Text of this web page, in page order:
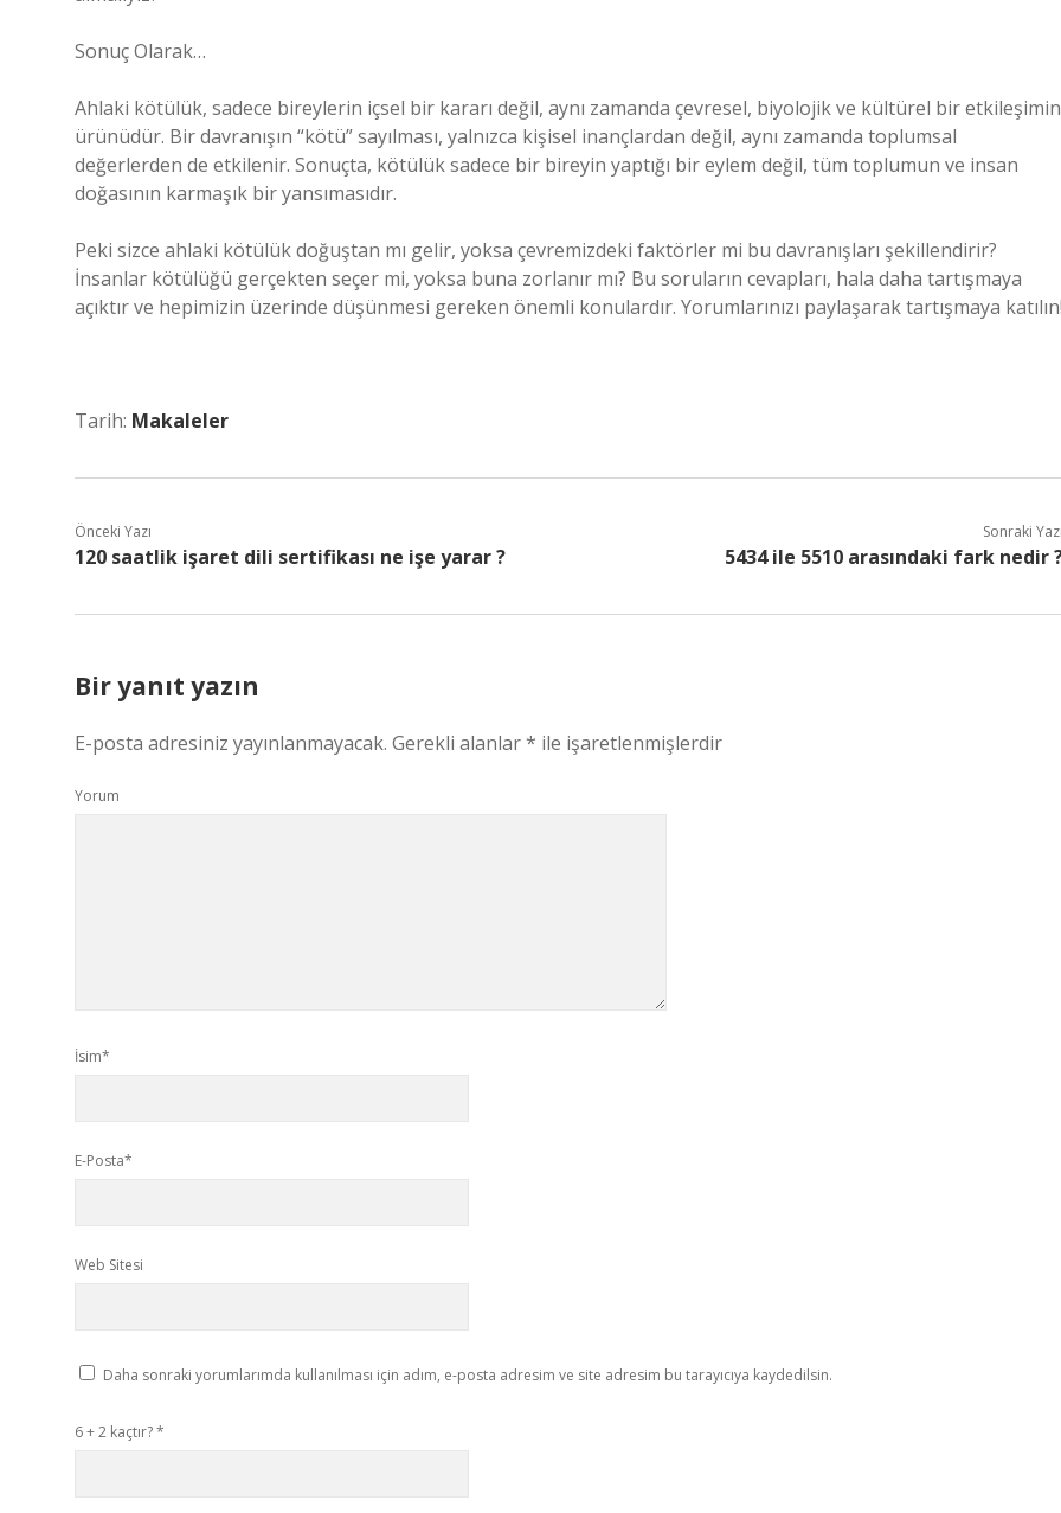
Sonuç Olarak…
Ahlaki kötülük, sadece bireylerin içsel bir kararı değil, aynı zamanda çevresel, biyolojik ve kültürel bir etkileşimin
ürünüdür. Bir davranışın “kötü” sayılması, yalnızca kişisel inançlardan değil, aynı zamanda toplumsal
değerlerden de etkilenir. Sonuçta, kötülük sadece bir bireyin yaptığı bir eylem değil, tüm toplumun ve insan
doğasının karmaşık bir yansımasıdır.
Peki sizce ahlaki kötülük doğuştan mı gelir, yoksa çevremizdeki faktörler mi bu davranışları şekillendirir?
İnsanlar kötülüğü gerçekten seçer mi, yoksa buna zorlanır mı? Bu soruların cevapları, hala daha tartışmaya
açıktır ve hepimizin üzerinde düşünmesi gereken önemli konulardır. Yorumlarınızı paylaşarak tartışmaya
Tarih: Makaleler
Önceki Yazı
120 saatlik işaret dili sertifikası ne işe yarar ?
Sonraki
5434 ile 5510 arasındaki fark nedir
Bir yanıt yazın
E-posta adresiniz yayınlanmayacak. Gerekli alanlar* ile işaretlenmişlerdir
Yorum
İsim*
E-Posta*
Web Sitesi
Daha sonraki yorumlarımda kullanılması için adım, e-posta adresim ve site adresim bu tarayıcıya kaydedilsin.
6 + 2 kaçtır?*